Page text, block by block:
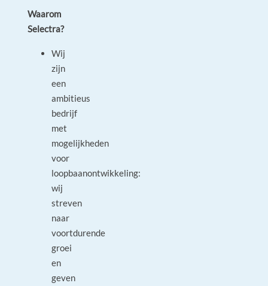
Waarom
Selectra?
Wij
zijn
een
ambitieus
bedrijf
met
mogelijkheden
voor
loopbaanontwikkeling:
wij
streven
naar
voortdurende
groei
en
geven